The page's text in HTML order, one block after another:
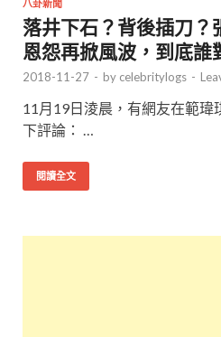
八卦新聞
落井下石？背後插刀？
恩怨再掀風波，到底誰
2018-11-27 - by celebritylogs -
11月19日淩晨，有網友在範瑋
下評論： …
閱讀全文